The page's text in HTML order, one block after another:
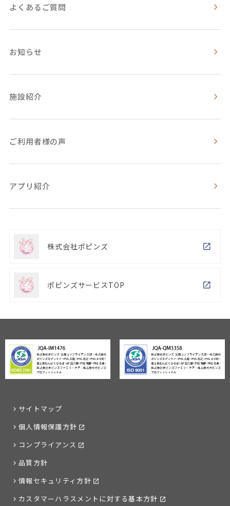
よくあるご質問
お知らせ
施設紹介
ご利用者様の声
アプリ紹介
株式会社ポピンズ
ポピンズサービスTOP
サイトマップ
個人情報保護方針
コンプライアンス
品質方針
情報セキュリティ方針
カスタマーハラスメントに対する基本方針